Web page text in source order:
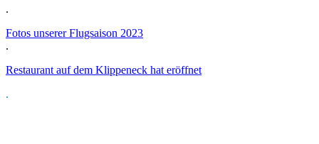
.
Fotos unserer Flugsaison 2023
.
Restaurant auf dem Klippeneck hat eröffnet
.